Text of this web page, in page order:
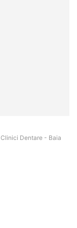
Dentare - Baia